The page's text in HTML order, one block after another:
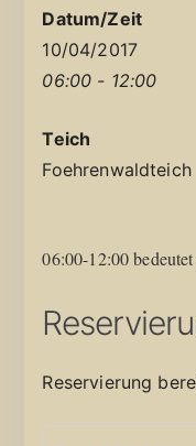
Datum/Zeit
10/04/2017
06:00 - 12:00
Teich
Foehrenwaldteich
06:00-12:00
Reservierung